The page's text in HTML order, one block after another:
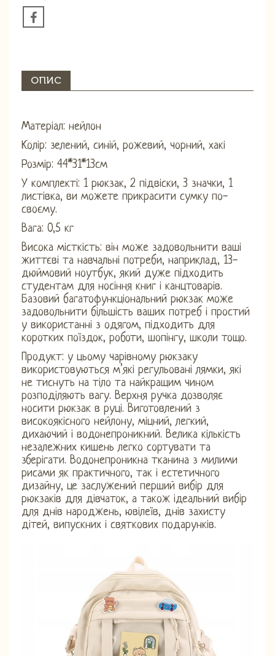
ОПИС
Матеріал: нейлон
Колір: зелений, синій, рожевий, чорний, хакі
Розмір: 44*31*13см
У комплекті: 1 рюкзак, 2 підвіски, 3 значки, 1
листівка, ви можете прикрасити сумку по-
своєму.
Вага: 0,5 кг
Висока місткість: він може задовольнити ваші
життєві та навчальні потреби, наприклад, 13-
дюймовий ноутбук, який дуже підходить
студентам для носіння книг і канцтоварів.
Базовий багатофункціональний рюкзак може
задовольнити більшість ваших потреб і простий
у використанні з одягом, підходить для
коротких поїздок, роботи, шопінгу, школи тощо.
Продукт: у цьому чарівному рюкзаку
використовуються м’які регульовані лямки, які
не тиснуть на тіло та найкращим чином
розподіляють вагу. Верхня ручка дозволяє
носити рюкзак в руці. Виготовлений з
високоякісного нейлону, міцний, легкий,
дихаючий і водонепроникний. Велика кількість
незалежних кишень легко сортувати та
зберігати. Водонепроникна тканина з милими
рисами як практичного, так і естетичного
дизайну, це заслужений перший вибір для
рюкзаків для дівчаток, а також ідеальний вибір
для днів народжень, ювілеїв, днів захисту
дітей, випускних і святкових подарунків.